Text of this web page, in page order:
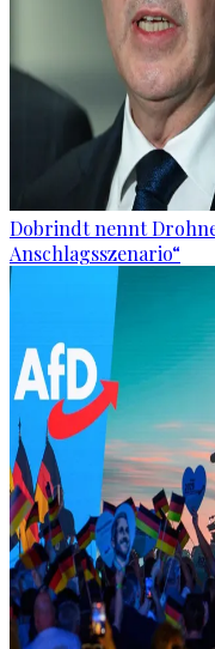
Dobrindt nennt
Anschlagsszenario“